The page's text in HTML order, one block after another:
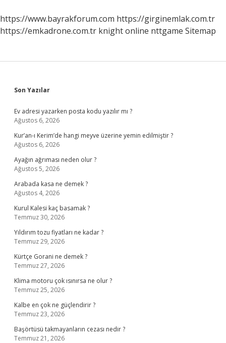
https://www.bayrakforum.com https://girginemlak.com.tr
https://emkadrone.com.tr knight online nttgame Sitemap
Sidebar
Son Yazılar
Ev adresi yazarken posta kodu yazılır mı ?
Ağustos 6, 2026
Kur’an-ı Kerim’de hangi meyve üzerine yemin edilmiştir ?
Ağustos 6, 2026
Ayağın ağrıması neden olur ?
Ağustos 5, 2026
Arabada kasa ne demek ?
Ağustos 4, 2026
Kurul Kalesi kaç basamak ?
Temmuz 30, 2026
Yıldırım tozu fiyatları ne kadar ?
Temmuz 29, 2026
Kürtçe Gorani ne demek ?
Temmuz 27, 2026
Klima motoru çok ısınırsa ne olur ?
Temmuz 25, 2026
Kalbe en çok ne güçlendirir ?
Temmuz 23, 2026
Başörtüsü takmayanların cezası nedir ?
Temmuz 21, 2026